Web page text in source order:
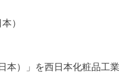
）
本）」を西日本化粧品